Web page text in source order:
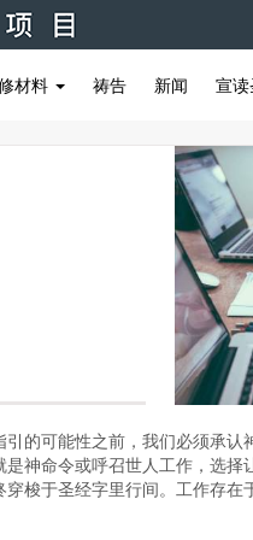
材料 祷告 新闻 宣读
的可能性之前，我们必须承认
神命令或呼召世人工作，选择
梭于圣经字里行间。工作存在